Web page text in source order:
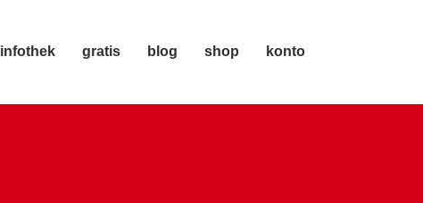
infothek gratis blog shop konto